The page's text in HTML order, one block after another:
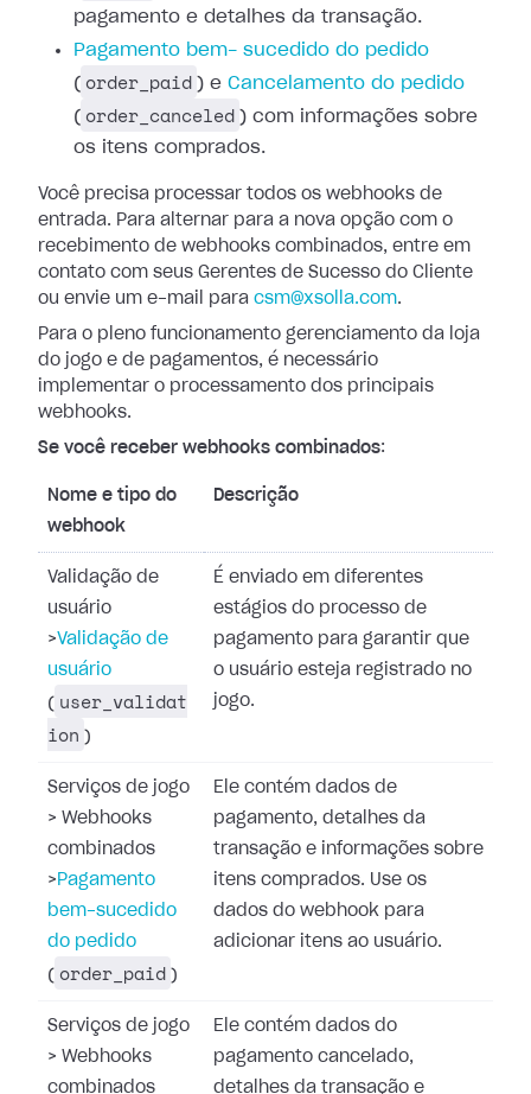
pagamento e detalhes da transação.
Pagamento bem- sucedido do pedido
( order_paid ) e Cancelamento do pedido
( order_canceled ) com informações sobre
os itens comprados.
Você precisa processar todos os webhooks de
entrada. Para alternar para a nova opção com o
recebimento de webhooks combinados, entre em
contato com seus Gerentes de Sucesso do Cliente
ou envie um e-mail para csm@xsolla.com.
Para o pleno funcionamento gerenciamento da loja
do jogo e de pagamentos, é necessário
implementar o processamento dos principais
webhooks.
Se você receber webhooks combinados:
Nome e tipo do
webhook
Descrição
Validação de
usuário
>Validação de
usuário
( user_validat
ion )
É enviado em diferentes
estágios do processo de
pagamento para garantir que
o usuário esteja registrado no
jogo.
Serviços de jogo
> Webhooks
combinados
> Pagamento
bem-sucedido
do pedido
( order_paid )
Ele contém dados de
pagamento, detalhes da
transação e informações sobre
itens comprados. Use os
dados do webhook para
adicionar itens ao usuário.
Serviços de jogo
> Webhooks
combinados
Ele contém dados do
pagamento cancelado,
detalhes da transação e